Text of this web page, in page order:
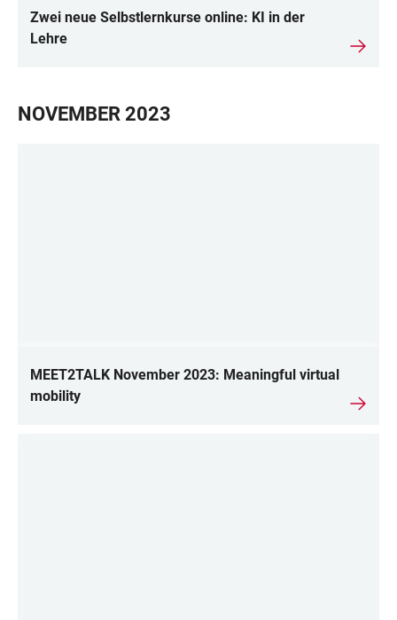
Zwei neue Selbstlernkurse online: KI in der
Lehre
NOVEMBER 2023
MEET2TALK November 2023: Meaningful virtual
mobility